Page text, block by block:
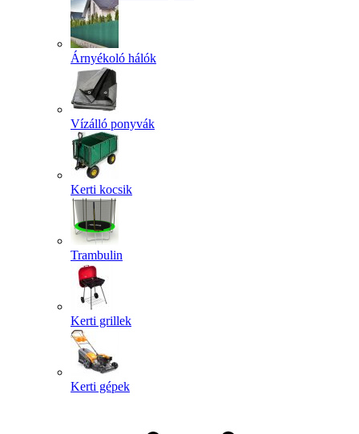
Árnyékoló hálók
Vízálló ponyvák
Kerti kocsik
Trambulin
Kerti grillek
Kerti gépek